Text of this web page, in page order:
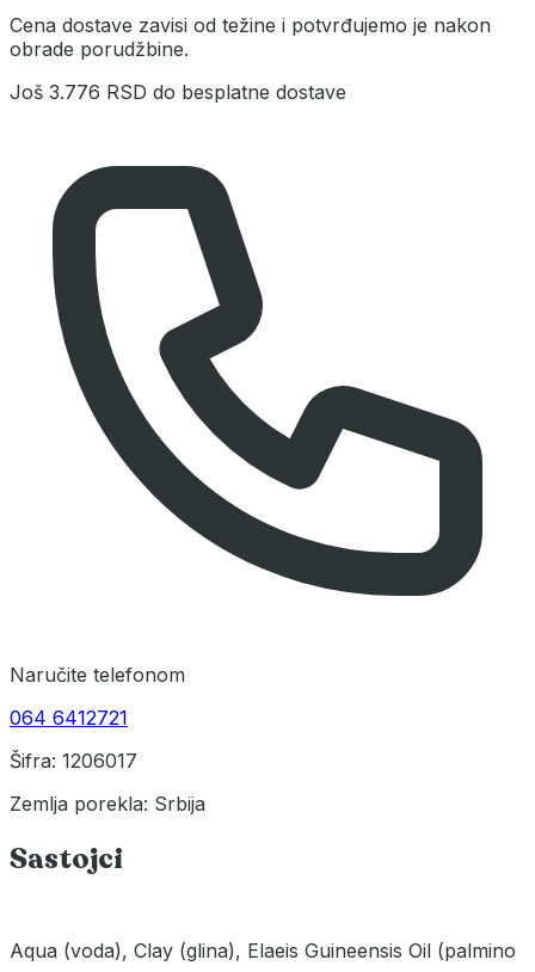
Cena dostave zavisi od težine i potvrđujemo je nakon
obrade porudžbine.
Još 3.776 RSD do besplatne dostave
Naručite telefonom
064 6412721
Šifra: 1206017
Zemlja porekla: Srbija
Sastojci
Aqua (voda), Clay (glina), Elaeis Guineensis Oil (palmino